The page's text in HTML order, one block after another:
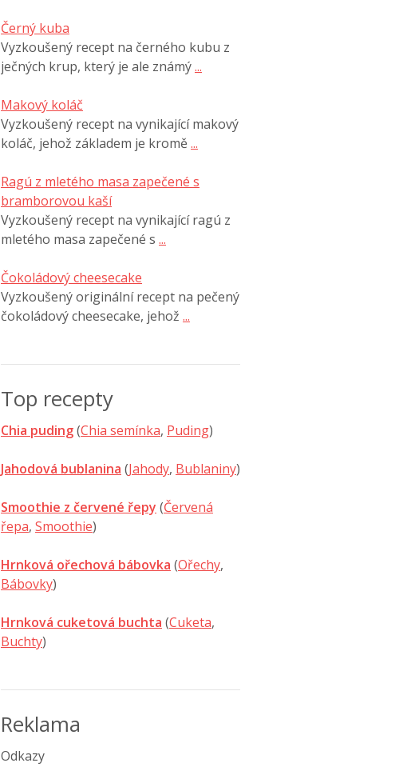
Černý kuba
Vyzkoušený recept na černého kubu z
ječných krup, který je ale známý...
Makový koláč
Vyzkoušený recept na vynikající makový
koláč, jehož základem je kromě...
Ragú z mletého masa zapečené s
bramborovou kaší
Vyzkoušený recept na vynikající ragú z
mletého masa zapečené s ...
Čokoládový cheesecake
Vyzkoušený originální recept na pečený
čokoládový cheesecake, jehož ...
Top recepty
Chia puding(Chia semínka, Puding)
Jahodová bublanina (Jahody, Bublaniny)
Smoothie z červené řepy (Červená
řepa, Smoothie)
Hrnková ořechová bábovka (Ořechy,
Bábovky)
Hrnková cuketová buchta (Cuketa,
Buchty)
Reklama
Odkazy